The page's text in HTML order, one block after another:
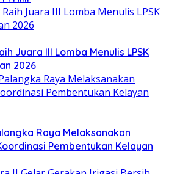
Juara III Lomba Menulis LPSK
2026
Raya Melaksanakan
Pembentukan Kelayan